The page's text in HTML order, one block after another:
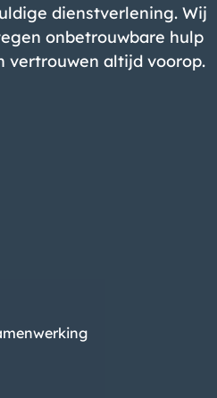
dienstverlening. Wij
onbetrouwbare hulp
vertrouwen altijd voorop.